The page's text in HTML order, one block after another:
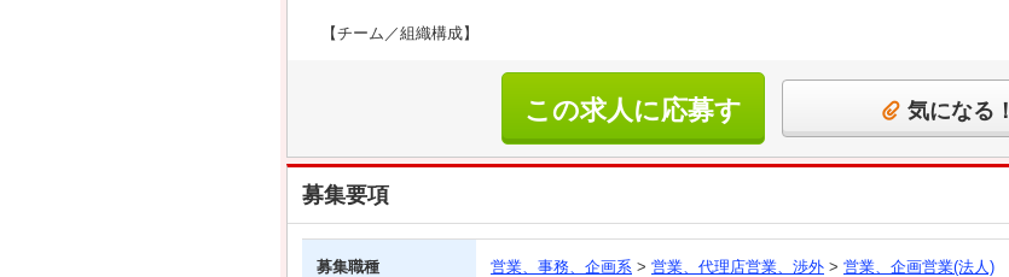
【チーム／組織構成】
この求人に応募す
る
気になる！
募集要項
募集職種 営業、事務、企画系 > 営業、代理店営業、渉外 > 営業、企画営業(法人)